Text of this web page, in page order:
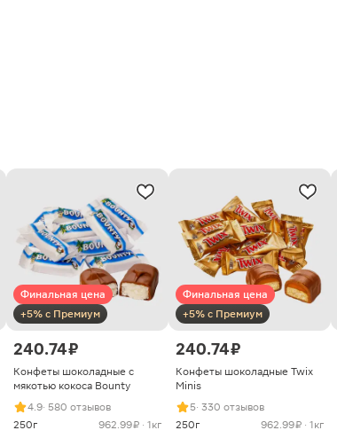
Финальная цена
+5% с Премиум
240.74 ₽
Конфеты шоколадные с
мякотью кокоса Bounty
4.9· 580 отзывов
250г
962.99 ₽ · 1кг
Финальная цена
+5% с Премиум
240.74 ₽
Конфеты шоколадные Twix
Minis
5· 330 отзывов
250г
962.99 ₽ · 1кг